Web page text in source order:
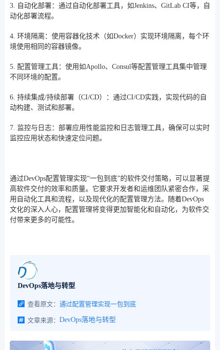
3. 自动化部署：通过自动化部署工具，如Jenkins、GitLab CI等，自
动化部署流程。
4. 环境隔离：使用容器化技术（如Docker）实现环境隔离，每个环
境使用相同的容器镜像。
5. 配置管理工具：使用如Apollo、Consul等配置管理工具集中管理
不同环境的配置。
6. 持续集成/持续部署（CI/CD）：通过CI/CD实践，实现代码的自
动构建、测试和部署。
7. 监控与日志：部署应用性能监控和日志管理工具，确保可以实时
监控应用状态和快速定位问题。
通过DevOps配置管理实现“一包到底”的软件交付策略，可以显著提
高软件交付的效率和质量。它要求开发者和运维团队紧密合作，采
用自动化工具和流程，以及现代化的配置管理方法。随着DevOps
文化的深入人心，配置管理将变得更加智能化和自动化，为软件交
付带来更多的可能性。
DevOps落地与转型
查看原文： 通过配置管理实现一包到底
文章来源： DevOps落地与转型